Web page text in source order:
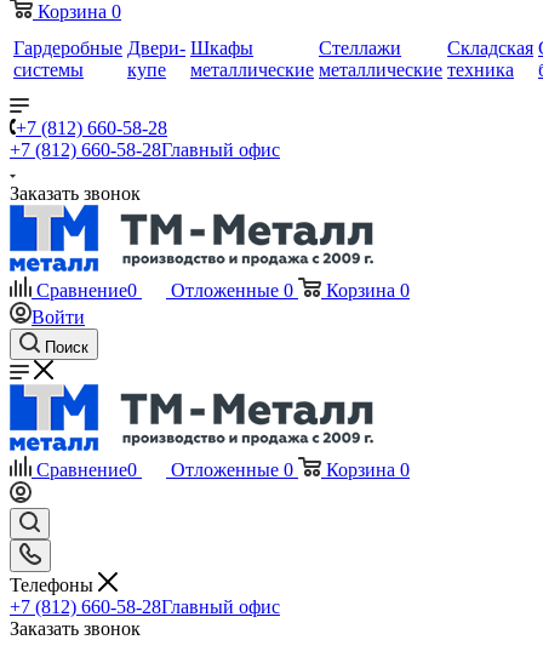
Корзина 0
Гардеробные
системы
Двери-
купе
Шкафы
металлические
Стеллажи
металлические
Складская
техника
+7 (812) 660-58-28
+7 (812) 660-58-28Главный офис
Заказать звонок
Сравнение0 Отложенные 0 Корзина 0
Войти
Поиск
Сравнение0 Отложенные 0 Корзина 0
Телефоны
+7 (812) 660-58-28Главный офис
Заказать звонок